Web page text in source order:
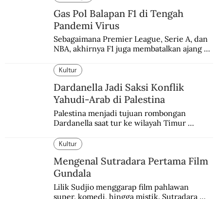
Gas Pol Balapan F1 di Tengah
Pandemi Virus
Sebagaimana Premier League, Serie A, dan
NBA, akhirnya F1 juga membatalkan ajang
enam dekade lampau.
Kultur
Dardanella Jadi Saksi Konflik
Yahudi-Arab di Palestina
Palestina menjadi tujuan rombongan
Dardanella saat tur ke wilayah Timur
ketegangan antara orang Yahudi dan
penduduk Arab.
Kultur
Mengenal Sutradara Pertama Film
Gundala
Lilik Sudjio menggarap film pahlawan
super, komedi, hingga mistik. Sutradara